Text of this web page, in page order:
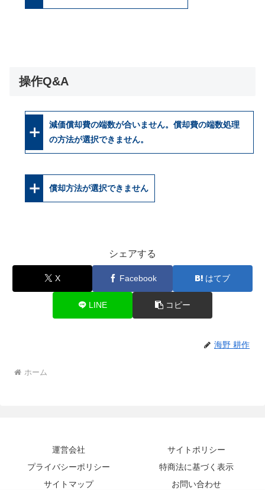
操作Q&A
減価償却費の端数が合いません。償却費の端数処理
の方法が選択できません。
償却方法が選択できません
シェアする
X Facebook はてブ
LINE コピー
海野 耕作
ホーム
運営会社
サイトポリシー
プライバシーポリシー
特商法に基づく表示
サイトマップ
お問い合わせ